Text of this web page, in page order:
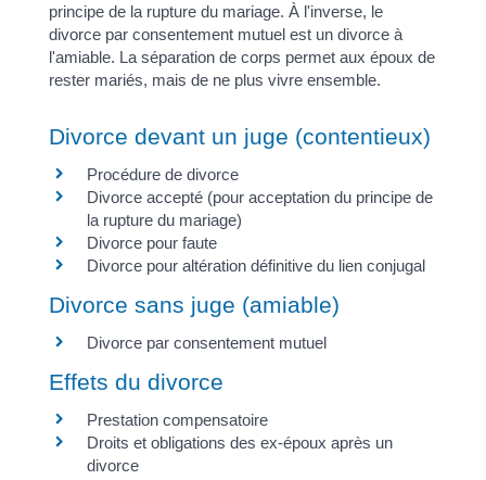
principe de la rupture du mariage. À l'inverse, le
divorce par consentement mutuel est un divorce à
l'amiable. La séparation de corps permet aux époux de
rester mariés, mais de ne plus vivre ensemble.
Divorce devant un juge (contentieux)
Procédure de divorce
Divorce accepté (pour acceptation du principe de
la rupture du mariage)
Divorce pour faute
Divorce pour altération définitive du lien conjugal
Divorce sans juge (amiable)
Divorce par consentement mutuel
Effets du divorce
Prestation compensatoire
Droits et obligations des ex-époux après un
divorce